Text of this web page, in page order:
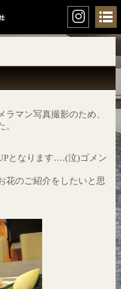
マン写真撮影のため、
。
となります….(泣)ゴメン
花のご紹介をしたいと思